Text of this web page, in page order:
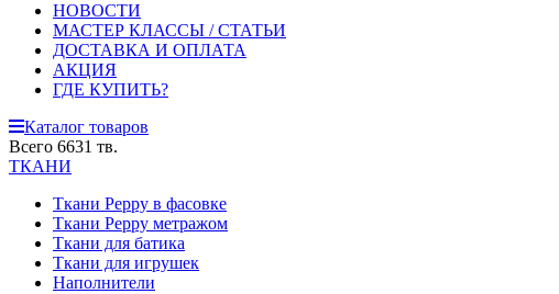
НОВОСТИ
МАСТЕР КЛАССЫ / СТАТЬИ
ДОСТАВКА И ОПЛАТА
АКЦИЯ
ГДЕ КУПИТЬ?
Каталог товаров
Всего 6631 тв.
ТКАНИ
Ткани Peppy в фасовке
Ткани Peppy метражом
Ткани для батика
Ткани для игрушек
Наполнители